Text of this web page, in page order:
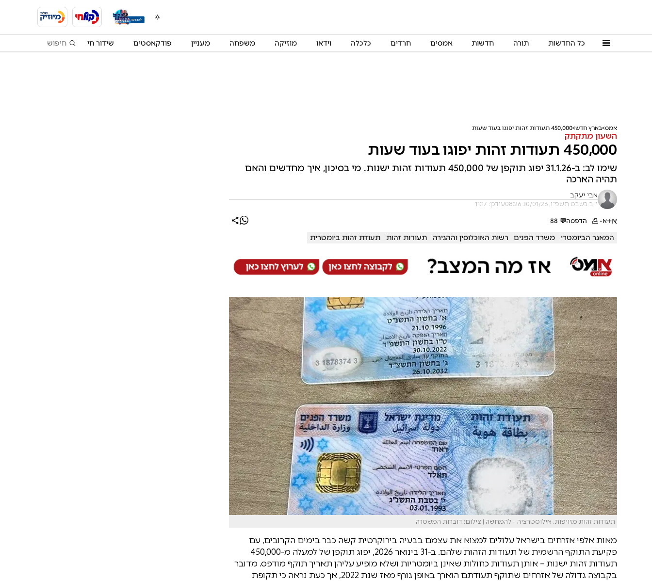
כל החדשות תורה חדשות אמסים חרדים כלכלה וידאו מוזיקה משפחה מעניין פודקאסטים שידור חי
אמס בארץ חדש 450,000 תעודות זהות יפוגו בעוד שעות
השעון מתקתק
450,000 תעודות זהות יפוגו בעוד שעות
שימו לב: ב-31.1.26 יפוג תוקפן של 450,000 תעודות זהות ישנות. מי בסיכון, איך מחדשים והאם
תהיה הארכה
אבי יעקב
י"ב בשבט תשפ"ו, 30/01/26 08:26 עודכן: 11:17
א+א- הדפסה💬
88
המאגר הביומטרי משרד הפנים רשות האוכלוסין וההגירה תעודות זהות תעודת זהות ביומטרית
תעודות זהות מזויפות. אילוסטרציה - להמחשה | צילום: דוברות המשטרה
מאות אלפי אזרחים בישראל עלולים למצוא את עצמם בבעיה בירוקרטית קשה כבר בימים הקרובים, עם
פקיעת התוקף הרשמית של תעודות הזהות שלהם. ב-31 בינואר 2026, יפוג תוקפן של למעלה מ-450,000
תעודות זהות ישנות – אותן תעודות כחולות שאינן ביומטריות ושלא מופיע עליהן תאריך תוקף מודפס. מדובר
בקבוצה גדולה של אזרחים שתוקף תעודתם הוארך באופן גורף מאז שנת 2022, אך כעת נראה כי תקופת